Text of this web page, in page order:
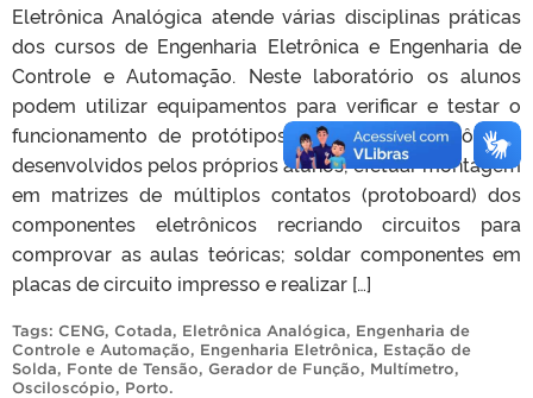
Eletrônica Analógica atende várias disciplinas práticas
dos cursos de Engenharia Eletrônica e Engenharia de
Controle e Automação. Neste laboratório os alunos
podem utilizar equipamentos para verificar e testar o
funcionamento de protótipos de circuitos eletrônicos
desenvolvidos pelos próprios alunos; efetuar montagem
em matrizes de múltiplos contatos (protoboard) dos
componentes eletrônicos recriando circuitos para
comprovar as aulas teóricas; soldar componentes em
placas de circuito impresso e realizar […]
Tags: CENG, Cotada, Eletrônica Analógica, Engenharia de
Controle e Automação, Engenharia Eletrônica, Estação de
Solda, Fonte de Tensão, Gerador de Função, Multímetro,
Osciloscópio, Porto.